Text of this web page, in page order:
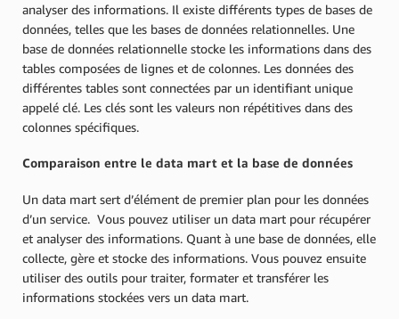
analyser des informations. Il existe différents types de bases de
données, telles que les bases de données relationnelles. Une
base de données relationnelle stocke les informations dans des
tables composées de lignes et de colonnes. Les données des
différentes tables sont connectées par un identifiant unique
appelé clé. Les clés sont les valeurs non répétitives dans des
colonnes spécifiques.
Comparaison entre le data mart et la base de données
Un data mart sert d’élément de premier plan pour les données
d’un service. Vous pouvez utiliser un data mart pour récupérer
et analyser des informations. Quant à une base de données, elle
collecte, gère et stocke des informations. Vous pouvez ensuite
utiliser des outils pour traiter, formater et transférer les
informations stockées vers un data mart.